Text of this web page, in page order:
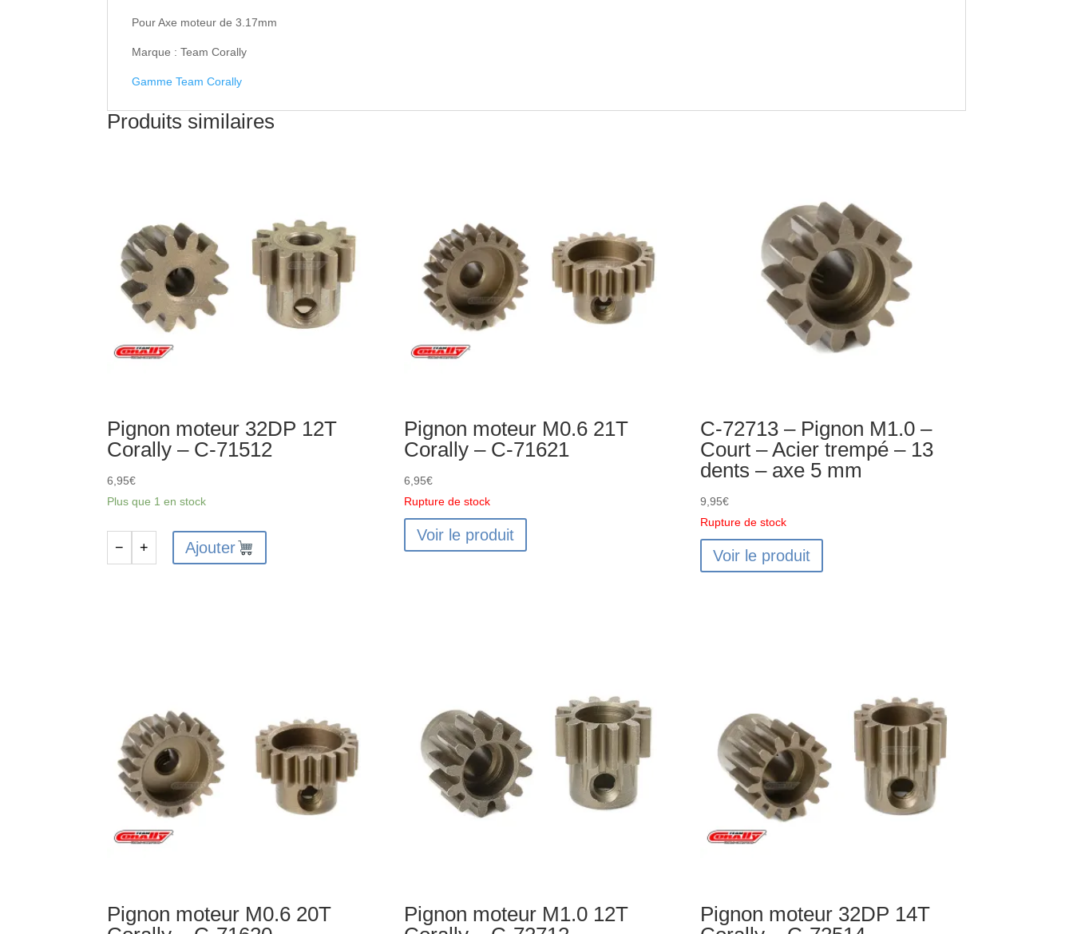
Pour Axe moteur de 3.17mm
Marque : Team Corally
Gamme Team Corally
Produits similaires
Pignon moteur 32DP 12T
Corally – C-71512
6,95€
Plus que 1 en stock
71512
− + Ajouter
Pignon moteur M0.6 21T
Corally – C-71621
6,95€
Rupture de stock
Voir le produit
C-72713 – Pignon M1.0 –
Court – Acier trempé – 13
dents – axe 5 mm
9,95€
Rupture de stock
Voir le produit
Pignon moteur M0.6 20T
Pignon moteur M1.0 12T
Pignon moteur 32DP 14T